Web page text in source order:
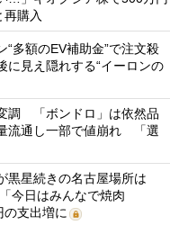
購入
“多額のEV補助金”で注文殺
見え隠れする“イーロンの
調 「ボンドロ」は依然品
流通し一部で値崩れ 「選
黒星続きの名古屋場所は
今日はみんなで焼肉
支出増に